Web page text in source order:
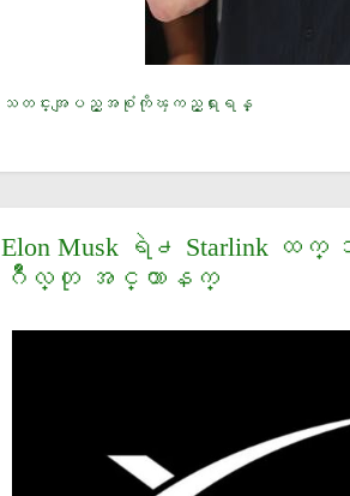
သတင္းအျပည့္အစံုကိုၾကည့္ရႈရန္
Elon Musk ရဲ႕
ဂိဳလ္တု အင္တာနက္